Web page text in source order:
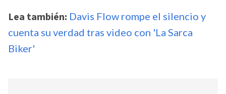
Lea también: Davis Flow rompe el silencio y
cuenta su verdad tras video con 'La Sarca
Biker'